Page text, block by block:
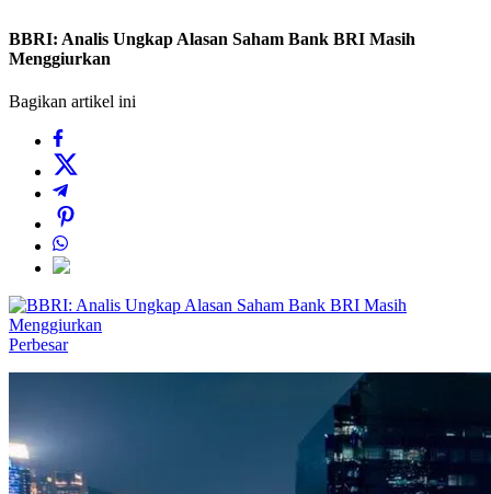
BBRI: Analis Ungkap Alasan Saham Bank BRI Masih
Menggiurkan
Bagikan artikel ini
Perbesar